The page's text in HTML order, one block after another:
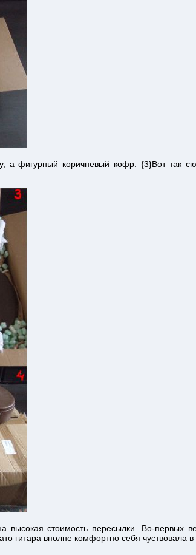
а фигурный коричневый кофр. {3}Вот так
высокая стоимость пересылки. Во-первых
гитара вполне комфортно себя чуствовала